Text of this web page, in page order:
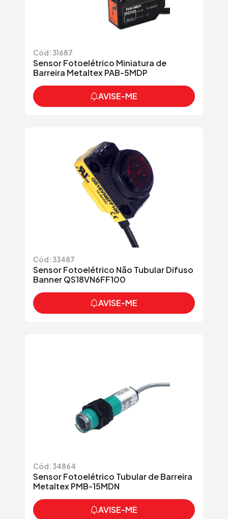
Cód: 31687
Sensor Fotoelétrico Miniatura de
Barreira Metaltex PAB-5MDP
AVISE-ME
Cód: 33487
Sensor Fotoelétrico Não Tubular Difuso
Banner QS18VN6FF100
AVISE-ME
Cód: 34864
Sensor Fotoelétrico Tubular de Barreira
Metaltex PMB-15MDN
AVISE-ME